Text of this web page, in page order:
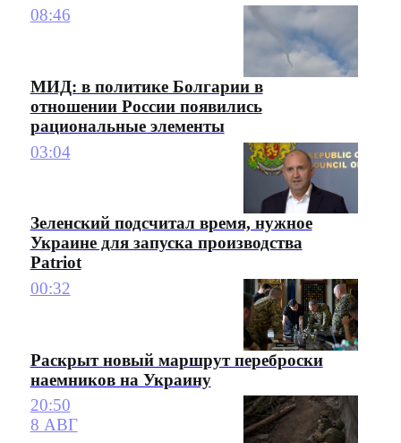
08:46
МИД: в политике Болгарии в
отношении России появились
рациональные элементы
03:04
Зеленский подсчитал время, нужное
Украине для запуска производства
Patriot
00:32
Раскрыт новый маршрут переброски
наемников на Украину
20:50
8 АВГ